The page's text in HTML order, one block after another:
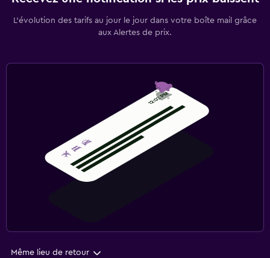
L’évolution des tarifs au jour le jour dans votre boîte mail grâce
aux Alertes de prix.
Même lieu de retour